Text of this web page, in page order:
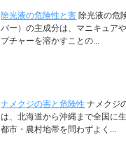
除光液の危険性と害 除光液の危
バー）の主成分は、マニキュア
プチャーを溶かすことの...
ナメクジの害と危険性 ナメクジ
は、北海道から沖縄まで全国に
都市・農村地帯を問わずよく...